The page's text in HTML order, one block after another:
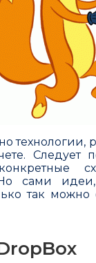
технологии,
Следует
сами
так